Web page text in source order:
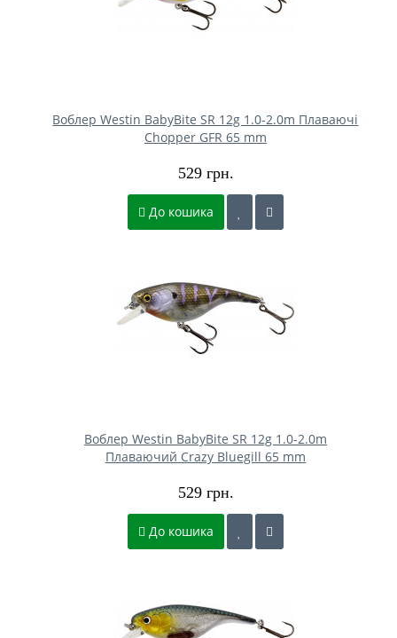
Воблер Westin BabyBite SR 12g 1.0-2.0m Плаваючі
Chopper GFR 65 mm
529 грн.
До кошика
Воблер Westin BabyBite SR 12g 1.0-2.0m
Плаваючий Crazy Bluegill 65 mm
529 грн.
До кошика